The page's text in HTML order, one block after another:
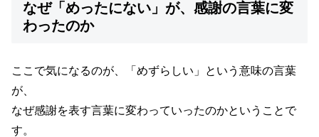
なぜ「めったにない」が、感謝の言葉に変
わったのか
ここで気になるのが、「めずらしい」という意味の言葉
が、
なぜ感謝を表す言葉に変わっていったのかということで
す。